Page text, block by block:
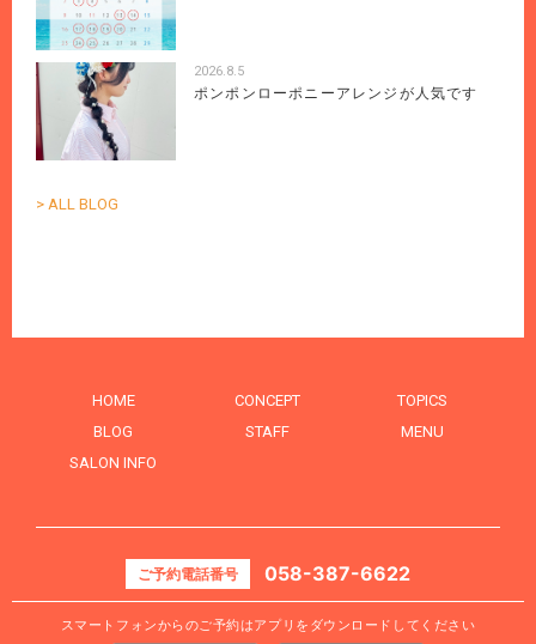
ご予約電話番号 058-387-6622
スマートフォンからのご予約はアプリをダウンロードしてください
2026.8.5
ポンポンローポニーアレンジが人気です
> ALL BLOG
HOME CONCEPT
TOPICS
BLOG
STAFF
MENU
SALON INFO